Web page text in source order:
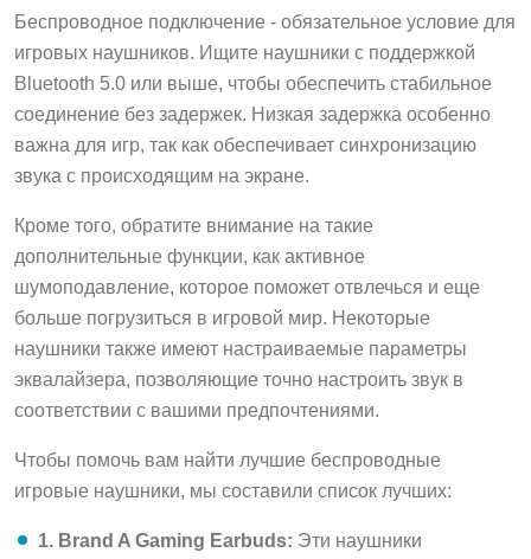
Беспроводное подключение - обязательное условие для
игровых наушников. Ищите наушники с поддержкой
Bluetooth 5.0 или выше, чтобы обеспечить стабильное
соединение без задержек. Низкая задержка особенно
важна для игр, так как обеспечивает синхронизацию
звука с происходящим на экране.
Кроме того, обратите внимание на такие
дополнительные функции, как активное
шумоподавление, которое поможет отвлечься и еще
больше погрузиться в игровой мир. Некоторые
наушники также имеют настраиваемые параметры
эквалайзера, позволяющие точно настроить звук в
соответствии с вашими предпочтениями.
Чтобы помочь вам найти лучшие беспроводные
игровые наушники, мы составили список лучших:
1. Brand A Gaming Earbuds: Эти наушники